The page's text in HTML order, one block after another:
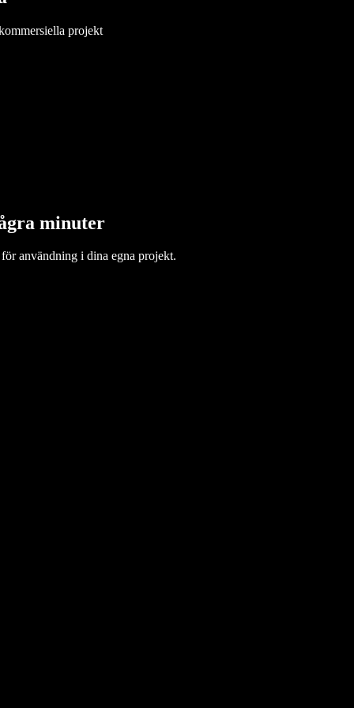
projekt
minuter
användning i dina egna projekt.